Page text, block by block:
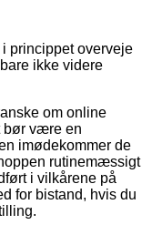
princippet overveje
ikke videre
om online
bør være en
imødekommer de
rutinemæssigt
i vilkårene på
for bistand, hvis du